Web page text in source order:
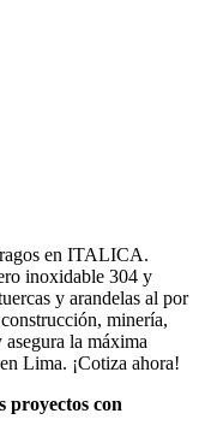
en ITALICA.
inoxidable 304 y
y arandelas al por
minería,
la máxima
Lima. ¡Cotiza ahora!
proyectos con